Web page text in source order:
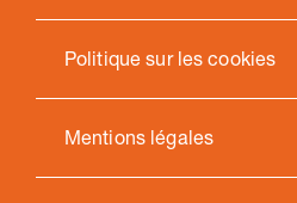
Politique sur les cookies
Mentions légales